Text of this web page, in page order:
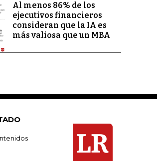
Al menos 86% de los
ejecutivos financieros
consideran que la IA es
más valiosa que un MBA